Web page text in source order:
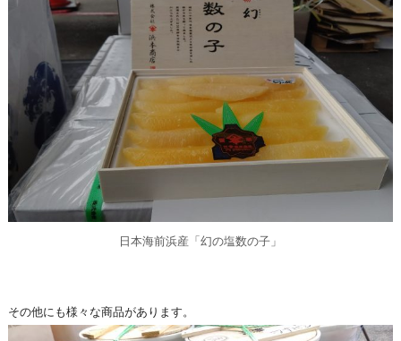
日本海前浜産「幻の塩数の子」
その他にも様々な商品があります。